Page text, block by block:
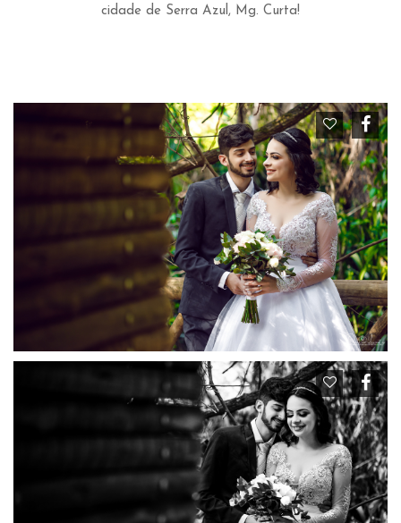
cidade de Serra Azul, Mg. Curta!